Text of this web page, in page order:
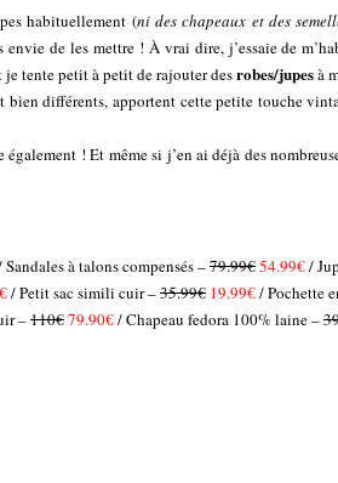
habituellement (ni des chapeaux et des
envie de les mettre ! À vrai dire, j’essaie de
je tente petit à petit de rajouter desrobes/jupesà
bien différents, apportent cette petite touche
! Et même si j’en ai déjà des
Sandales à talons compensés –79.99€54.99€/
/ Petit sac simili cuir –35.99€ 19.99€/ Pochette
–110€79.90€/ Chapeau fedora 100% laine –